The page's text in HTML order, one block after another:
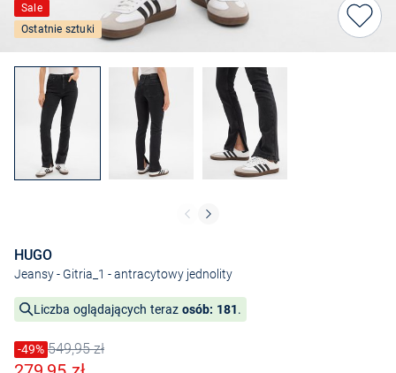
Sale
Ostatnie sztuki
HUGO
Jeansy - Gitria_1 - antracytowy jednolity
Liczba oglądających teraz osób: 181.
Cena obniżona o
-49%
Stara cena549,95 zł